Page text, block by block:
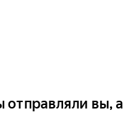
отправляли вы, а